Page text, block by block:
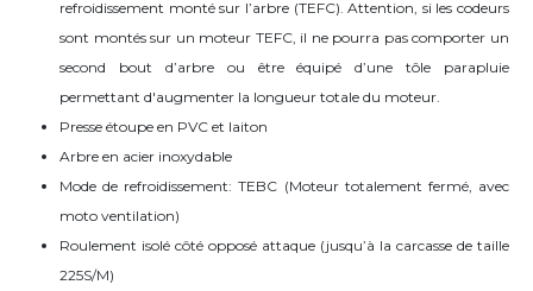
refroidissement monté sur l’arbre (TEFC). Attention, si les codeurs
sont montés sur un moteur TEFC, il ne pourra pas comporter un
second bout d’arbre ou être équipé d’une tôle parapluie
permettant d'augmenter la longueur totale du moteur.
Presse étoupe en PVC et laiton
Arbre en acier inoxydable
Mode de refroidissement: TEBC (Moteur totalement fermé, avec
moto ventilation)
Roulement isolé côté opposé attaque (jusqu’à la carcasse de taille
225S/M)